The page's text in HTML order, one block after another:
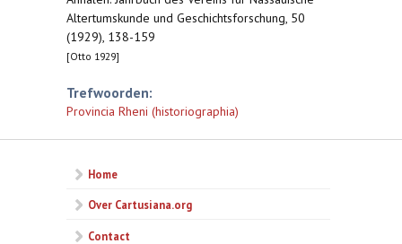
Altertumskunde und Geschichtsforschung, 50
(1929), 138-159
[Otto 1929]
Trefwoorden:
Provincia Rheni (historiographia)
Home
Over Cartusiana.org
Contact